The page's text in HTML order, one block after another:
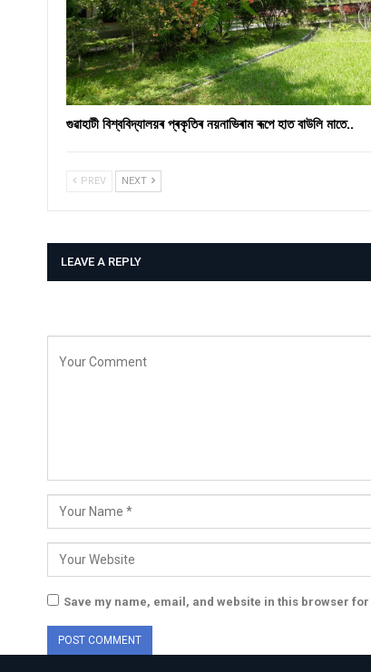
গুৱাহাটী বিশ্ববিদ্যালয়ৰ প্ৰকৃতিৰ নয়নাভিৰাম ৰূপে হাত বাউলি মাতে..
PREV NEXT
LEAVE A REPLY
Save my name, email, and website in this browser